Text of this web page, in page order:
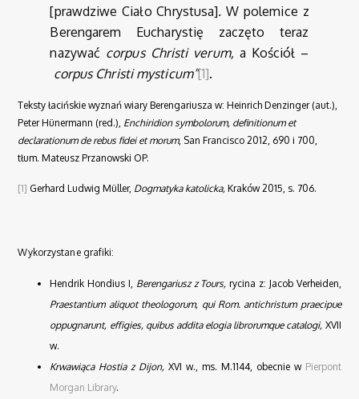
[prawdziwe Ciało Chrystusa].W polemice z
Berengarem Eucharystię zaczęto teraz
nazywać corpus Christi verum, a Kościół –
corpus Christi mysticum”[1].
Teksty łacińskie wyznań wiary Berengariusza w: Heinrich Denzinger (aut.),
Peter Hünermann (red.), Enchiridion symbolorum, definitionum et
declarationum de rebus fidei et morum, San Francisco 2012, 690 i 700,
tłum. Mateusz Przanowski OP.
[1] Gerhard Ludwig Müller, Dogmatyka katolicka,Kraków 2015, s. 706.
Wykorzystane grafiki:
Hendrik Hondius I, Berengariusz z Tours,rycina z: Jacob Verheiden,
Praestantium aliquot theologorum, qui Rom. antichristum praecipue
oppugnarunt, effigies, quibus addita elogia librorumque catalogi, XVII
w.
Krwawiąca Hostia z Dijon,XVI w., ms. M.1144, obecnie w Pierpont
Morgan Library.